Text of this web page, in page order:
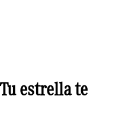
estrella te